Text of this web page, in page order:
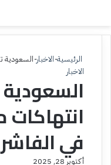
الرئيسية-الاخبار-السعودية
الاخبار
في الفاشر
أكتوبر 28, 2025